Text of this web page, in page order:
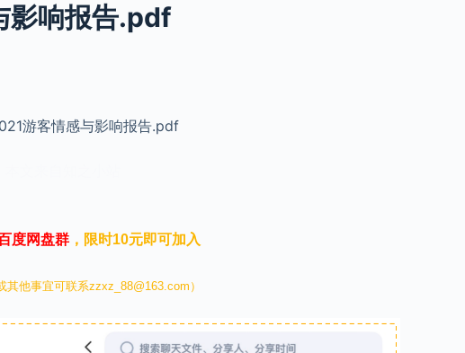
响报告.pdf
游客情感与影响报告.pdf
度网盘群 ，限时10元即可加入
其他事宜可联系zzxz_88@163.com）